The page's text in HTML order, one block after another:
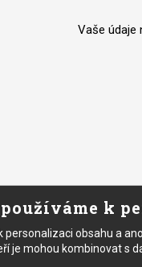
Vaše údaje
k
personalizaci obsahu a
je mohou kombinovat s